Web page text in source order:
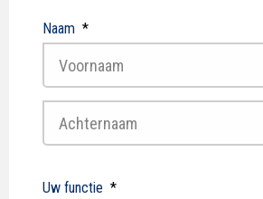
Naam *
Uw functie *